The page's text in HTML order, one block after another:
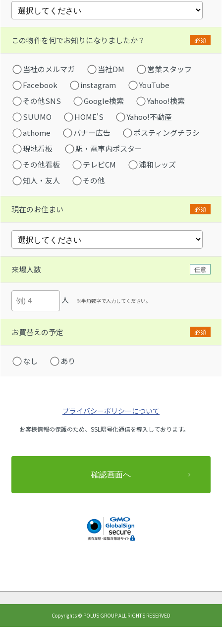
この物件を何でお知りになりましたか？ 必須
当社のメルマガ 当社DM
営業スタッフ
Facebook
instagram
YouTube
その他SNS
Google検索
Yahoo!検索
SUUMO
HOME'S
Yahoo!不動産
athome
バナー広告
ポスティングチラシ
現地看板
駅・電車内ポスター
その他看板
テレビCM
浦和レッズ
知人・友人
その他
現在のお住まい 必須
来場人数 任意
人 ※半角数字で入力してください。
お買替えの予定 必須
なし あり
プライバシーポリシーについて
お客様情報の保護のため、SSL暗号化通信を導入しております。
Copyrights © POLUS GROUP ALL RIGHTS RESERVED